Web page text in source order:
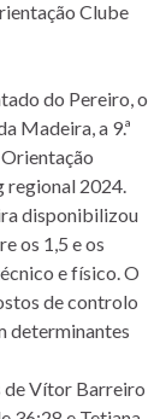
Clube
do Pereiro, o
Madeira, a 9.ª
regional 2024.
disponibilizou
os 1,5 e os
e físico. O
de controlo
determinantes
de Vítor Barreiro